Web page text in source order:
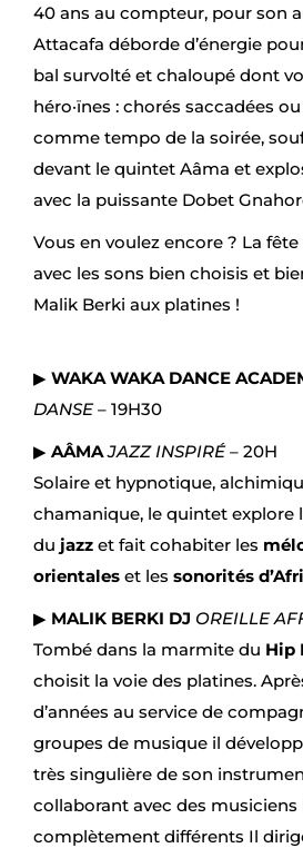
40 ans au compteur, pour son
Attacafa déborde d’énergie
bal survolté et chaloupé dont
héro·ïnes : chorés saccadées
comme tempo de la soirée,
devant le quintet Aâma et
avec la puissante Dobet
Vous en voulez encore ? La
avec les sons bien choisis et
Malik Berki aux platines !
▶ WAKA WAKA DANCE
DANSE– 19H30
▶ AÂMA JAZZ INSPIRÉ– 20H
Solaire et hypnotique,
chamanique, le quintet explore
du jazz et fait cohabiter les
orientales et les sonorités
▶ MALIK BERKI DJ OREILLE
Tombé dans la marmite du Hip
choisit la voie des platines.
d’années au service de
groupes de musique il
très singulière de son
collaborant avec des musiciens
complètement différents Il